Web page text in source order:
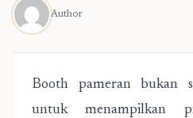
Author
Booth pameran bukan
untuk menampilkan